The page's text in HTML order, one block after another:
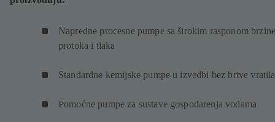
Napredne procesne pumpe sa širokim rasponom
protoka i tlaka
Standardne kemijske pumpe u izvedbi bez brtve vratila
Pomoćne pumpe za sustave gospodarenja vodama